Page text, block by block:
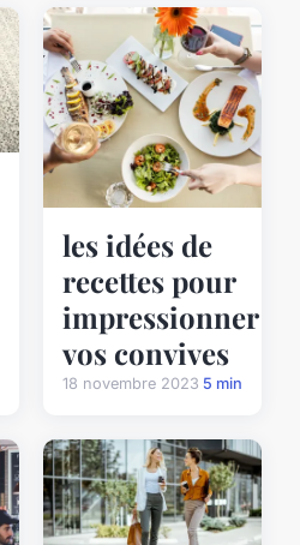
les idées de
recettes pour
impressionner
vos convives
18 novembre 2023 5 min